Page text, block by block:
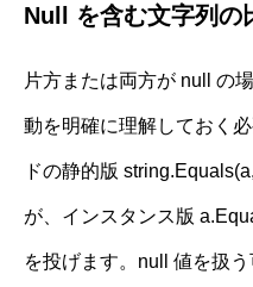
Null を含む文字列の
片方または両方が null の
動を明確に理解しておく
ドの静的版
が、インスタンス版
を投げます。null 値を扱